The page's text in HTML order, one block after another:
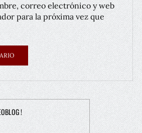
correo electrónico y web
para la próxima vez que
!